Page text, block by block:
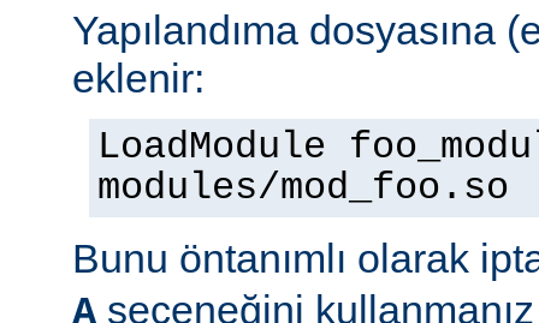
Yapılandıma dosyasına
eklenir:
LoadModule
modules/mod_foo.so
Bunu öntanımlı olarak
A seçeneğini